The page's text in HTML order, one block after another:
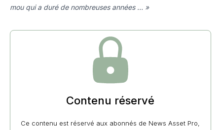
mou qui a duré de nombreuses années … »
Contenu réservé
Ce contenu est réservé aux abonnés de News Asset Pro,